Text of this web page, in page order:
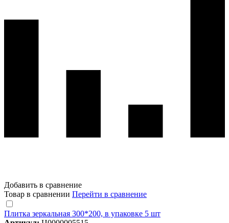
Добавить в сравнение
Товар в сравнении Перейти в сравнение
Плитка зеркальная 300*200, в упаковке 5 шт